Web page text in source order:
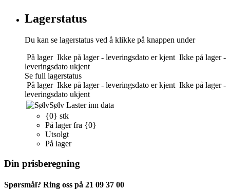
Lagerstatus
Du kan se lagerstatus ved å klikke på knappen under
På lager Ikke på lager - leveringsdato er kjent Ikke på lager -
leveringsdato ukjent
Se full lagerstatus
På lager Ikke på lager - leveringsdato er kjent Ikke på lager -
leveringsdato ukjent
Sølv Laster inn data
{0} stk
På lager fra {0}
Utsolgt
På lager
Din prisberegning
Spørsmål? Ring oss på 21 09 37 00